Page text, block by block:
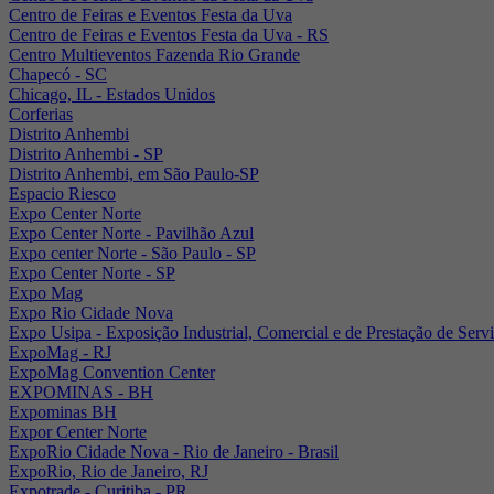
Centro de Feiras e Eventos Festa da Uva
Centro de Feiras e Eventos Festa da Uva - RS
Centro Multieventos Fazenda Rio Grande
Chapecó - SC
Chicago, IL - Estados Unidos
Corferias
Distrito Anhembi
Distrito Anhembi - SP
Distrito Anhembi, em São Paulo-SP
Espacio Riesco
Expo Center Norte
Expo Center Norte - Pavilhão Azul
Expo center Norte - São Paulo - SP
Expo Center Norte - SP
Expo Mag
Expo Rio Cidade Nova
Expo Usipa - Exposição Industrial, Comercial e de Prestação de
ExpoMag - RJ
ExpoMag Convention Center
EXPOMINAS - BH
Expominas BH
Expor Center Norte
ExpoRio Cidade Nova - Rio de Janeiro - Brasil
ExpoRio, Rio de Janeiro, RJ